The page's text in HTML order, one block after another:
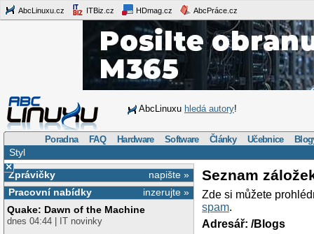
AbcLinuxu.cz ITBiz.cz HDmag.cz AbcPráce.cz
AbcLinuxu hledá autory!
Poradna FAQ Hardware Software Články Učebnice
Styl
×
napište »
Zprávičky
inzerujte »
Pracovní nabídky
Quake: Dawn of the Machine
dnes 04:44 | IT novinky
Seznam
Zde si můžete
spam.
Adresář: /Blogs